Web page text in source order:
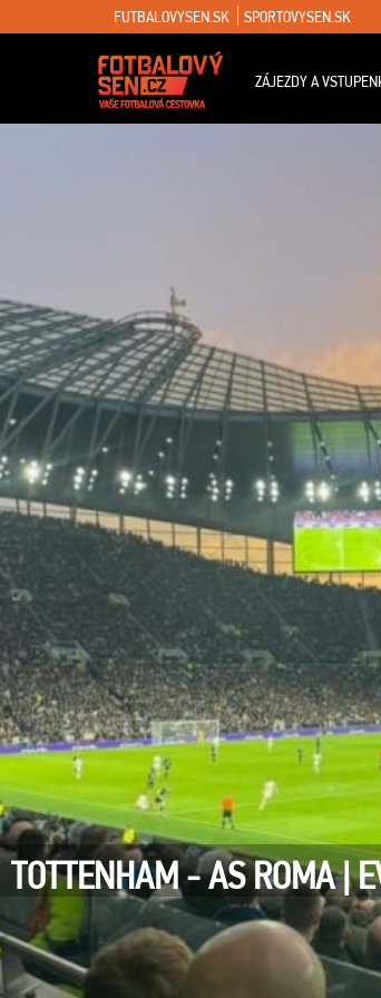
FUTBALOVYSEN.SK SPORTOVYSEN.SK
ZÁJEZDY A
TOTTENHAM - AS ROMA |